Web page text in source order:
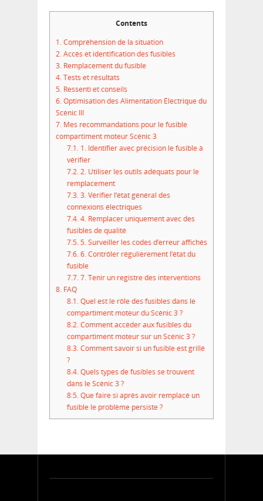
Contents
1.Compréhension de la situation
2.Accès et identification des fusibles
3. Remplacement du fusible
4.Tests et résultats
5. Ressenti et conseils
6.Optimisation des Alimentation Électrique du
Scénic III
7. Mes recommandations pour le fusible
compartiment moteur Scénic 3
7.1.1. Identifier avec précision le fusible à
vérifier
7.2.2. Utiliser les outils adéquats pour le
remplacement
7.3.3. Vérifier l’état général des
connexions électriques
7.4.4. Remplacer uniquement avec des
fusibles de qualité
7.5.5. Surveiller les codes d’erreur affichés
7.6.6. Contrôler régulièrement l’état du
fusible
7.7.7. Tenir un registre des interventions
8. FAQ
8.1.Quel est le rôle des fusibles dans le
compartiment moteur du Scénic 3 ?
8.2.Comment accéder aux fusibles du
compartiment moteur sur un Scénic 3 ?
8.3.Comment savoir si un fusible est grillé
?
8.4.Quels types de fusibles se trouvent
dans le Scénic 3 ?
8.5.Que faire si après avoir remplacé un
fusible le problème persiste ?